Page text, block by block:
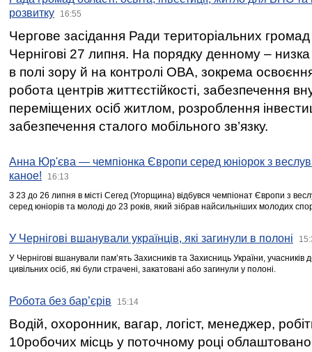
розвитку
16:55
Чергове засідання Ради територіальних громад
Чернігові 27 липня. На порядку денному –
в полі зору й на контролі ОВА, зокрема освоєння
робота центрів життєстійкості, забезпечення
переміщених осіб житлом, розроблення
забезпечення сталого мобільного зв’язку.
Анна Юр'єва — чемпіонка Європи серед юніорок з
каное!
16:13
З 23 до 26 липня в місті Сегед (Угорщина) відбувся чемпіонат Європи з
серед юніорів та молоді до 23 років, який зібрав найсильніших молодих
У Чернігові вшанували українців, які загинули в полоні
У Чернігові вшанували пам’ять Захисників та Захисниць України,
цивільних осіб, які були страчені, закатовані або загинули у полоні.
Робота без бар’єрів 15:14
Водій, охоронник, вагар, логіст, менеджер,
10робочих місць у поточному році